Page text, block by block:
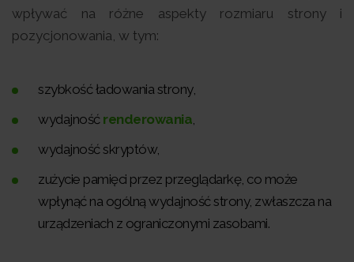
wpływać na różne aspekty rozmiaru strony i
pozycjonowania, w tym:
szybkość ładowania strony,
wydajność renderowania
wydajność skryptów,
zużycie pamięci przez przeglądarkę, co może
wpłynąć na ogólną wydajność strony, zwłaszcza na
urządzeniach z ograniczonymi zasobami.